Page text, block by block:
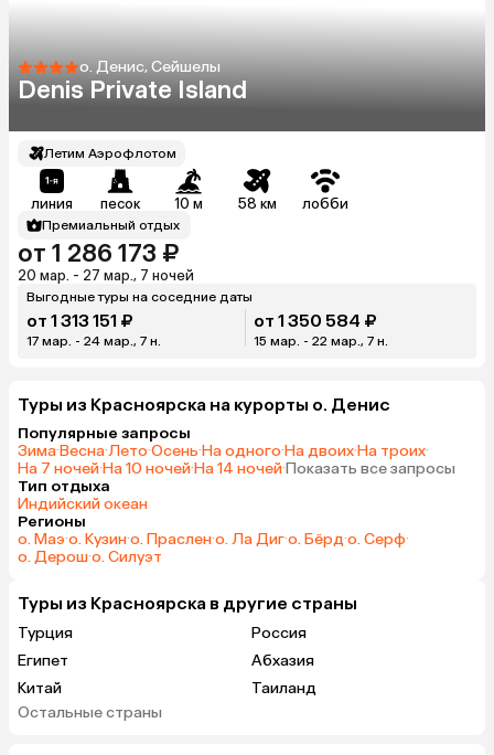
о. Денис, Сейшелы
Denis Private Island
Летим Аэрофлотом
линия песок 10 м 58 км лобби
Премиальный отдых
от 1 286 173 ₽
20 мар. - 27 мар., 7 ночей
Выгодные туры на соседние даты
от 1 313 151 ₽
17 мар. - 24 мар., 7 н.
от 1 350 584 ₽
15 мар. - 22 мар., 7 н.
Туры из Красноярска на курорты о. Денис
Популярные запросы
Зима·Весна·Лето·Осень·На одного·На двоих·На троих·
На 7 ночей·На 10 ночей·На 14 ночей·Показать все запросы
Тип отдыха
Индийский океан
Регионы
о. Маэ·о. Кузин·о. Праслен·о. Ла Диг·о. Бёрд·о. Серф·
о. Дерош·о. Силуэт
Туры из Красноярска в другие страны
Турция
Россия
Египет
Абхазия
Китай
Таиланд
Вьетнам
Остальные страны